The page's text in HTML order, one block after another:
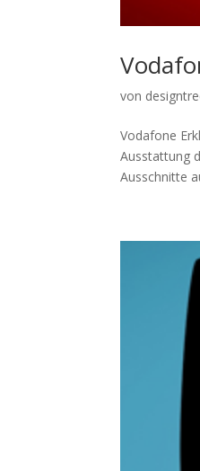
von
Vodafone
Ausstattung
Ausschnitte